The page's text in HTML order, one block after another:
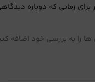
زمانی که دوباره
را به بررسی خود اضافه